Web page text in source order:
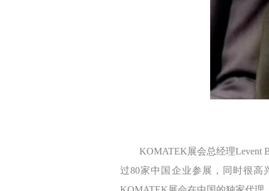
KOMATEK展会总经理Levent
过80家中国企业参展，同时很